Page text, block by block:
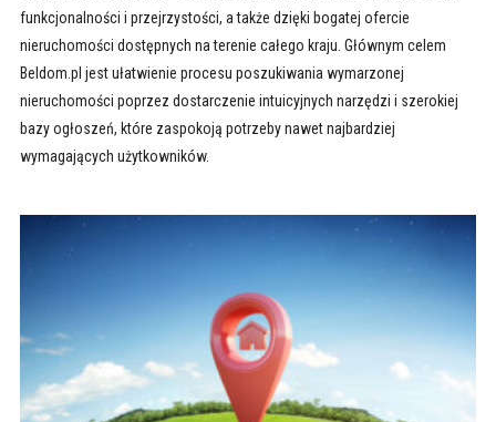
funkcjonalności i przejrzystości, a także dzięki bogatej ofercie
nieruchomości dostępnych na terenie całego kraju. Głównym celem
Beldom.pl jest ułatwienie procesu poszukiwania wymarzonej
nieruchomości poprzez dostarczenie intuicyjnych narzędzi i szerokiej
bazy ogłoszeń, które zaspokoją potrzeby nawet najbardziej
wymagających użytkowników.